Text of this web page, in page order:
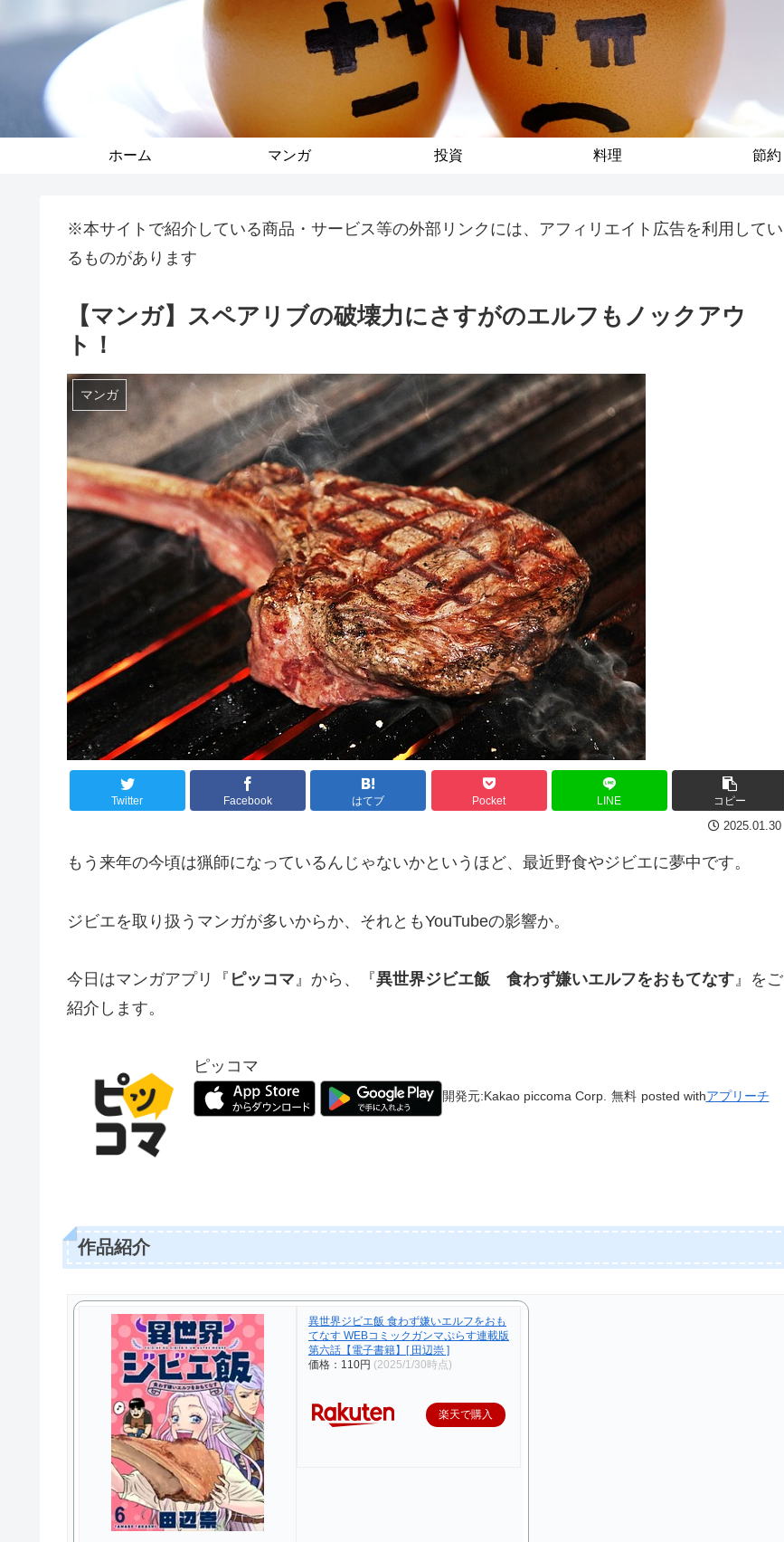
ホーム マンガ 投資 料理 節約
※本サイトで紹介している商品・サービス等の外部リンクには、アフィリエイト広告を利用してい
るものがあります
【マンガ】スペアリブの破壊力にさすがのエルフもノックアウ
ト！
マンガ
Twitter Facebook はてブ Pocket LINE コピー
2025.01.30
もう来年の今頃は猟師になっているんじゃないかというほど、最近野食やジビエに夢中です。
ジビエを取り扱うマンガが多いからか、それともYouTubeの影響か。
今日はマンガアプリ『 ピッコマ 』から、『異世界ジビエ飯 食わず嫌いエルフをおもてなす 』をご
紹介します。
ピッコマ
開発元:Kakao piccoma Corp. 無料 posted withアプリーチ
作品紹介
異世界ジビエ飯 食わず嫌いエルフをおも
てなす WEBコミックガンマぷらす連載版
第六話【電子書籍】[ 田辺崇 ]
価格：110円 (2025/1/30時点)
楽天で購入